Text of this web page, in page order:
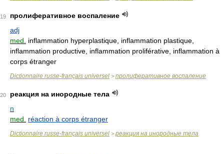
19
пролиферативное воспаление
adj
med.
inflammation hyperplastique, inflammation plastique,
inflammation productive, inflammation proliférative, inflammation à
corps étranger
Dictionnaire russe-français universel > пролиферативное воспаление
20
реакция на инородные тела
n
med.
réaction à corps étranger
Dictionnaire russe-français universel > реакция на инородные тела